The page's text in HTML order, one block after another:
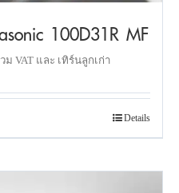
100D31R MF
VAT และ เทิร์นลูกเก่า
Details